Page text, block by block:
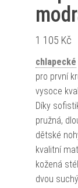
1 105 Kč
chlapecké
pro první
vysoce
Díky
pružná,
dětské
kvalitní
kožená
dvou